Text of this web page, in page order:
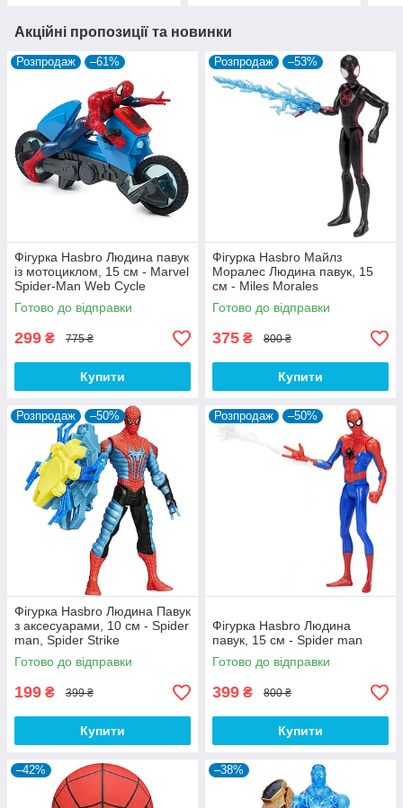
Акційні пропозиції та новинки
Розпродаж –61%
Фігурка Hasbro Людина павук
із мотоциклом, 15 см - Marvel
Spider-Man Web Cycle
Готово до відправки
299 ₴ 775 ₴
Купити
Розпродаж –53%
Фігурка Hasbro Майлз
Моралес Людина павук, 15
см - Miles Morales
Готово до відправки
375 ₴ 800 ₴
Купити
Розпродаж –50%
Фігурка Hasbro Людина Павук
з аксесуарами, 10 см - Spider
man, Spider Strike
Готово до відправки
199 ₴ 399 ₴
Купити
Розпродаж –50%
Фігурка Hasbro Людина
павук, 15 см - Spider man
Готово до відправки
399 ₴ 800 ₴
Купити
–42% –38%